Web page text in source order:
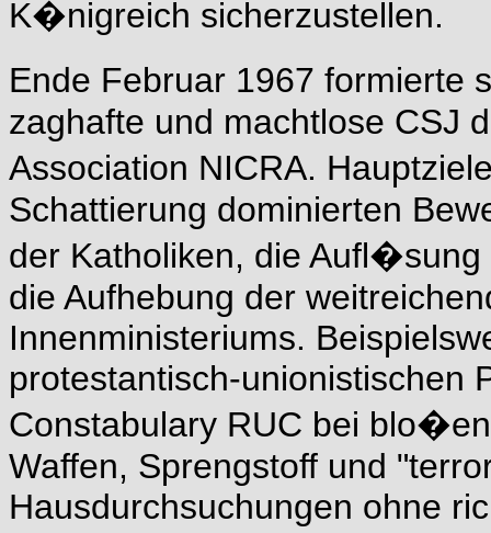
K�nigreich sicherzustellen.
Ende Februar 1967
zaghafte und machtlose CSJ
Association NICRA.
Schattierung dominierten
der Katholiken, die
die Aufhebung der
Innenministeriums.
protestantisch-unionistischen
Constabulary RUC bei
Waffen, Sprengstoff und
Hausdurchsuchungen ohne